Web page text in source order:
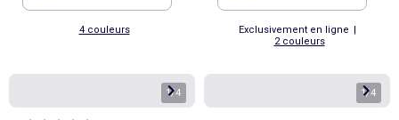
4 couleurs Exclusivement en ligne |
2 couleurs
1/4 1/4